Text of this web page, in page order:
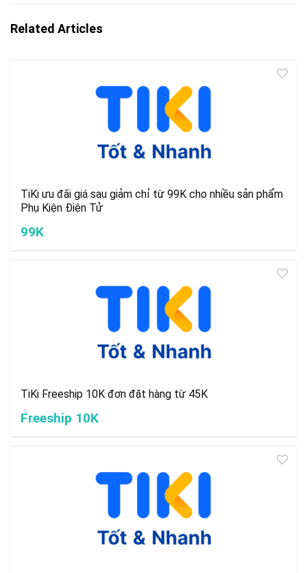
Related Articles
TiKi ưu đãi giá sau giảm chỉ từ 99K cho nhiều sản phẩm
Phụ Kiện Điện Tử
99K
TiKi Freeship 10K đơn đặt hàng từ 45K
Freeship 10K